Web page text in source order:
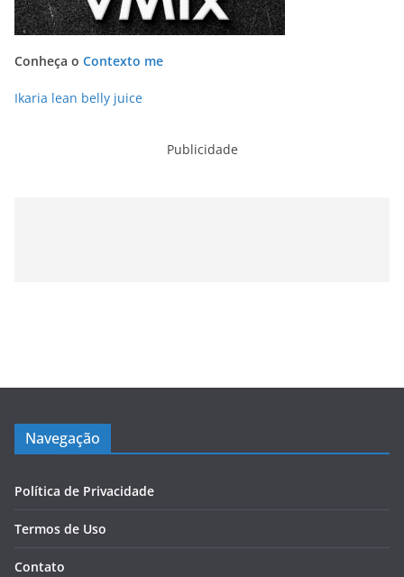
Conheça o Contexto me
Ikaria lean belly juice
Publicidade
Navegação
Política de Privacidade
Termos de Uso
Contato